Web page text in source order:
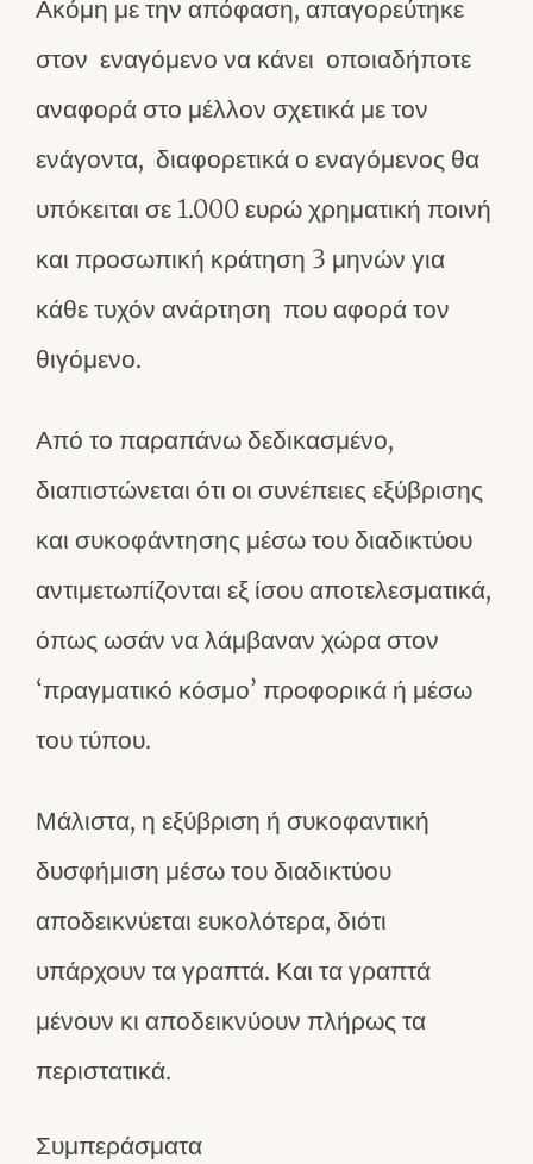
Ακόμη με την απόφαση, απαγορεύτηκε
στον εναγόμενο να κάνει οποιαδήποτε
αναφορά στο μέλλον σχετικά με τον
ενάγοντα, διαφορετικά ο εναγόμενος θα
υπόκειται σε 1.000 ευρώ χρηματική ποινή
και προσωπική κράτηση 3 μηνών για
κάθε τυχόν ανάρτηση που αφορά τον
θιγόμενο.
Από το παραπάνω δεδικασμένο,
διαπιστώνεται ότι οι συνέπειες εξύβρισης
και συκοφάντησης μέσω του διαδικτύου
αντιμετωπίζονται εξ ίσου αποτελεσματικά,
όπως ωσάν να λάμβαναν χώρα στον
‘πραγματικό κόσμο’ προφορικά ή μέσω
του τύπου.
Μάλιστα, η εξύβριση ή συκοφαντική
δυσφήμιση μέσω του διαδικτύου
αποδεικνύεται ευκολότερα, διότι
υπάρχουν τα γραπτά. Και τα γραπτά
μένουν κι αποδεικνύουν πλήρως τα
περιστατικά.
Συμπεράσματα